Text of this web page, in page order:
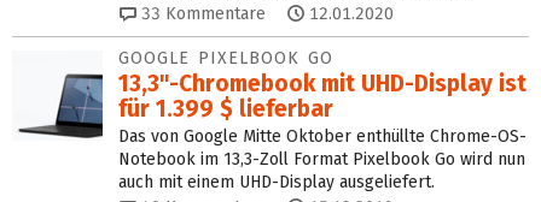
33 Kommentare 12.01.2020
GOOGLE PIXELBOOK GO
13,3"-Chromebook mit UHD-Display ist
für 1.399 $ lieferbar
Das von Google Mitte Oktober enthüllte Chrome-OS-
Notebook im 13,3-Zoll Format Pixelbook Go wird nun
auch mit einem UHD-Display ausgeliefert.